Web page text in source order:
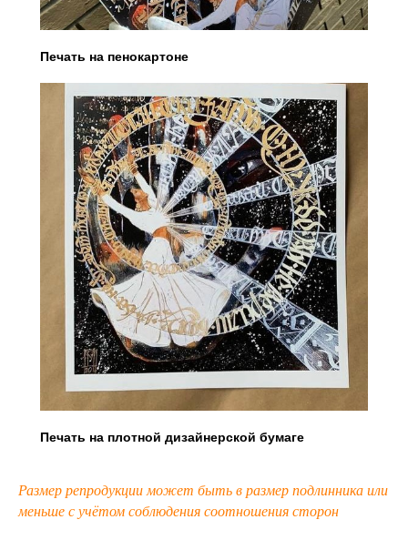
Печать на пенокартоне
Печать на плотной дизайнерской бумаге
Размер репродукции может быть в размер подлинника или
меньше с учётом соблюдения соотношения сторон